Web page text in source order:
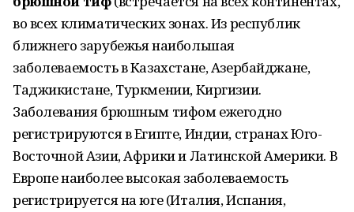
во всех климатических зонах. Из республик
ближнего зарубежья наибольшая
заболеваемость в Казахстане, Азербайджане,
Таджикистане, Туркмении, Киргизии.
Заболевания брюшным тифом ежегодно
регистрируются в Египте, Индии, странах Юго-
Восточной Азии, Африки и Латинской Америки. В
Европе наиболее высокая заболеваемость
регистрируется на юге (Италия, Испания,